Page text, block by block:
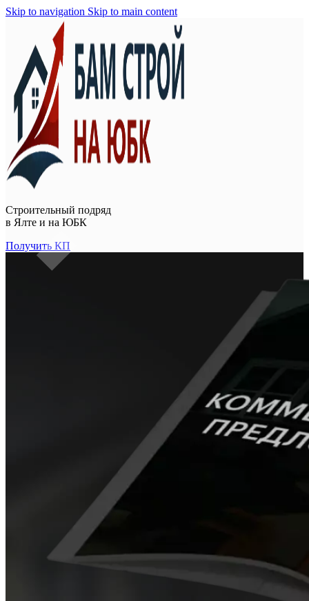
Skip to navigation Skip to main content
Строительный подряд
в Ялте и на ЮБК
Получить КП